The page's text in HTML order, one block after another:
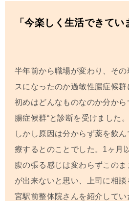
「今楽しく生活できてい
半年前から職場が変わり、そ
スになったのか過敏性腸症候群
初めはどんなものなのか分から
腸症候群“と診断を受けました。
しかし原因は分からず薬を飲
療するとのことでした。 1 ヶ月
腹の張る感じは変わらずこの
が出来ないと思い、上司に相
宮駅前整体院さんを紹介してい